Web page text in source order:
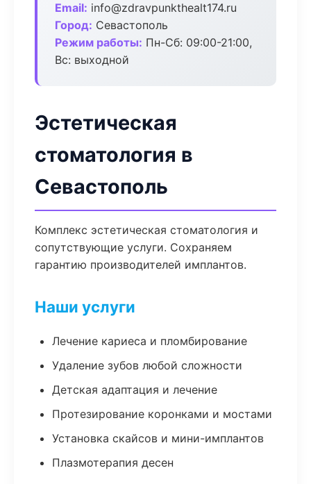
Email: info@zdravpunkthealt174.ru
Город: Севастополь
Режим работы: Пн-Сб: 09:00-21:00,
Вс: выходной
Эстетическая
стоматология в
Севастополь
Комплекс эстетическая стоматология и
сопутствующие услуги. Сохраняем
гарантию производителей имплантов.
Наши услуги
Лечение кариеса и пломбирование
Удаление зубов любой сложности
Детская адаптация и лечение
Протезирование коронками и мостами
Установка скайсов и мини-имплантов
Плазмотерапия десен